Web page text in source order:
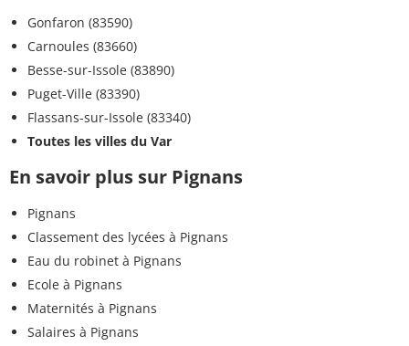
Gonfaron (83590)
Carnoules (83660)
Besse-sur-Issole (83890)
Puget-Ville (83390)
Flassans-sur-Issole (83340)
Toutes les villes du Var
En savoir plus sur Pignans
Pignans
Classement des lycées à Pignans
Eau du robinet à Pignans
Ecole à Pignans
Maternités à Pignans
Salaires à Pignans